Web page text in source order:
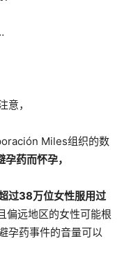
，
Miles组织的数
药而怀孕，
过38万位女性服用过
且偏远地区的女性可能根
孕药事件的音量可以